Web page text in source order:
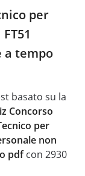
per
a tempo
basato su la
Concorso
per
non
pdfcon 2930